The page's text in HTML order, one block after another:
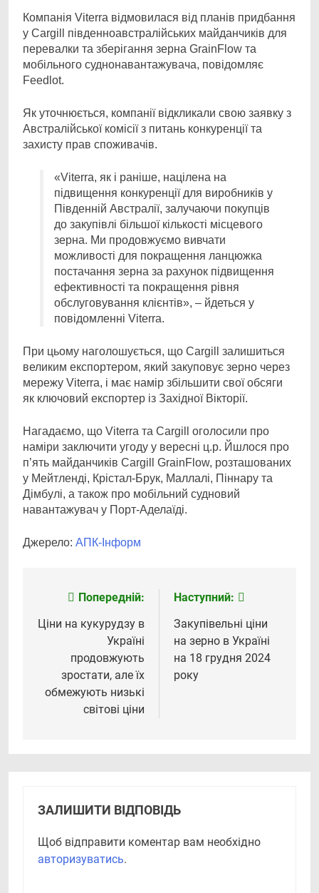
Компанія Viterra відмовилася від планів придбання
у Cargill південноавстралійських майданчиків для
перевалки та зберігання зерна GrainFlow та
мобільного суднонавантажувача, повідомляє
Feedlot.
Як уточнюється, компанії відкликали свою заявку з
Австралійської комісії з питань конкуренції та
захисту прав споживачів.
«Viterra, як і раніше, націлена на
підвищення конкуренції для виробників у
Південній Австралії, залучаючи покупців
до закупівлі більшої кількості місцевого
зерна. Ми продовжуємо вивчати
можливості для покращення ланцюжка
постачання зерна за рахунок підвищення
ефективності та покращення рівня
обслуговування клієнтів», – йдеться у
повідомленні Viterra.
При цьому наголошується, що Cargill залишиться
великим експортером, який закуповує зерно через
мережу Viterra, і має намір збільшити свої обсяги
як ключовий експортер із Західної Вікторії.
Нагадаємо, що Viterra та Cargill оголосили про
наміри заключити угоду у вересні ц.р. Йшлося про
п’ять майданчиків Cargill GrainFlow, розташованих
у Мейтленді, Крістал-Брук, Маллалі, Піннару та
Дімбулі, а також про мобільний судновий
навантажувач у Порт-Аделаїді.
Джерело: АПК-Інформ
Навігація
записів
Попередній:
Ціни на кукурудзу в
Україні
продовжують
зростати, але їх
обмежують низькі
світові ціни
Наступний:
Закупівельні ціни
на зерно в Україні
на 18 грудня 2024
року
ЗАЛИШИТИ ВІДПОВІДЬ
Щоб відправити коментар вам необхідно
авторизуватись.